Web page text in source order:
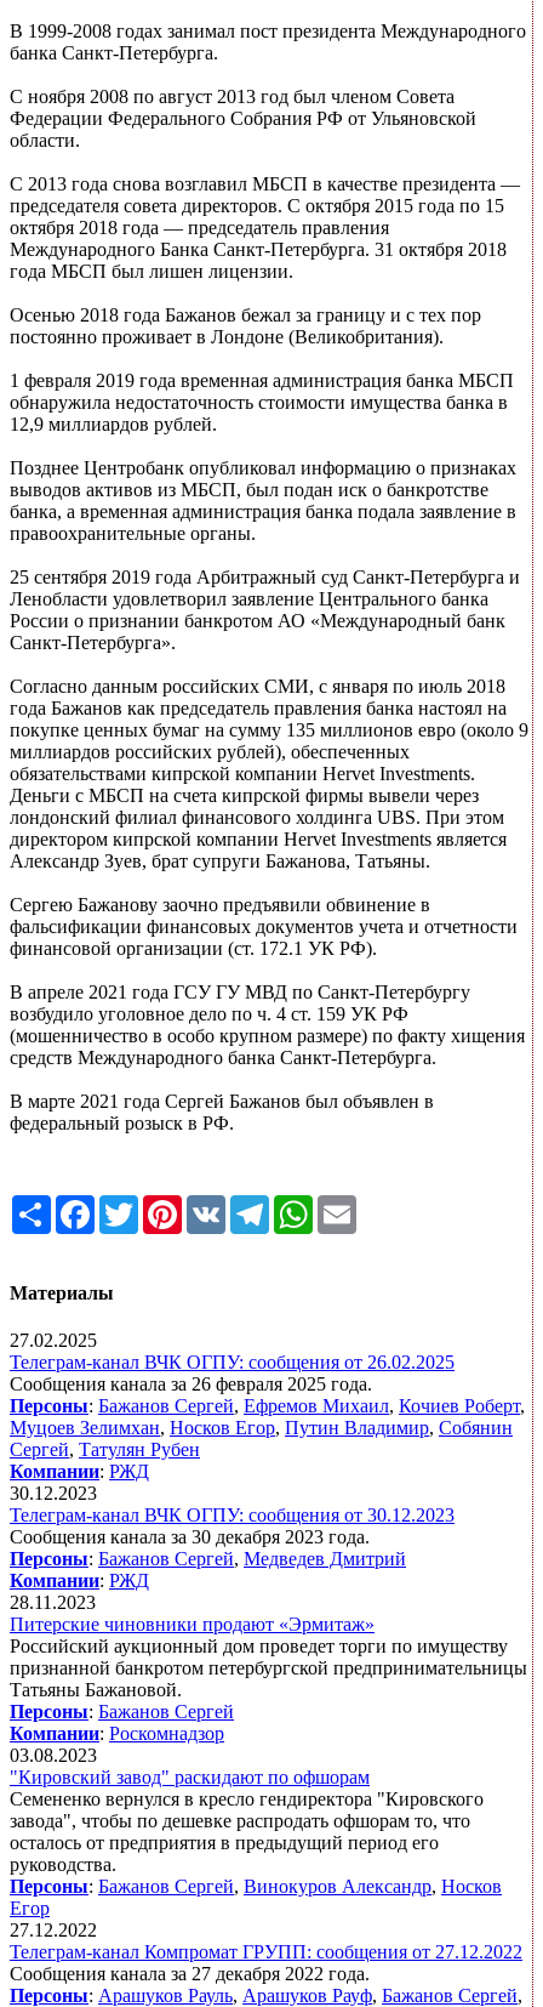
В 1999-2008 годах занимал пост президента Международного
банка Санкт-Петербурга.
С ноября 2008 по август 2013 год был членом Совета
Федерации Федерального Собрания РФ от Ульяновской
области.
С 2013 года снова возглавил МБСП в качестве президента —
председателя совета директоров. С октября 2015 года по 15
октября 2018 года — председатель правления
Международного Банка Санкт-Петербурга. 31 октября 2018
года МБСП был лишен лицензии.
Осенью 2018 года Бажанов бежал за границу и с тех пор
постоянно проживает в Лондоне (Великобритания).
1 февраля 2019 года временная администрация банка МБСП
обнаружила недостаточность стоимости имущества банка в
12,9 миллиардов рублей.
Позднее Центробанк опубликовал информацию о признаках
выводов активов из МБСП, был подан иск о банкротстве
банка, а временная администрация банка подала заявление в
правоохранительные органы.
25 сентября 2019 года Арбитражный суд Санкт-Петербурга и
Ленобласти удовлетворил заявление Центрального банка
России о признании банкротом АО «Международный банк
Санкт-Петербурга».
Согласно данным российских СМИ, с января по июль 2018
года Бажанов как председатель правления банка настоял на
покупке ценных бумаг на сумму 135 миллионов евро (около 9
миллиардов российских рублей), обеспеченных
обязательствами кипрской компании Hervet Investments.
Деньги с МБСП на счета кипрской фирмы вывели через
лондонский филиал финансового холдинга UBS. При этом
директором кипрской компании Hervet Investments является
Александр Зуев, брат супруги Бажанова, Татьяны.
Сергею Бажанову заочно предъявили обвинение в
фальсификации финансовых документов учета и отчетности
финансовой организации (ст. 172.1 УК РФ).
В апреле 2021 года ГСУ ГУ МВД по Санкт-Петербургу
возбудило уголовное дело по ч. 4 ст. 159 УК РФ
(мошенничество в особо крупном размере) по факту хищения
средств Международного банка Санкт-Петербурга.
В марте 2021 года Сергей Бажанов был объявлен в
федеральный розыск в РФ.
Share Facebook
TwitterPinterest
VK TelegramWhatsApp
Материалы
27.02.2025
Телеграм-канал ВЧК ОГПУ: сообщения от 26.02.2025
Сообщения канала за 26 февраля 2025 года.
Персоны: Бажанов Сергей, Ефремов Михаил, Кочиев Роберт,
Муцоев Зелимхан, Носков Егор, Путин Владимир, Собянин
Сергей, Татулян Рубен
Компании: РЖД
30.12.2023
Телеграм-канал ВЧК ОГПУ: сообщения от 30.12.2023
Сообщения канала за 30 декабря 2023 года.
Персоны: Бажанов Сергей, Медведев Дмитрий
Компании: РЖД
28.11.2023
Питерские чиновники продают «Эрмитаж»
Российский аукционный дом проведет торги по имуществу
признанной банкротом петербургской предпринимательницы
Татьяны Бажановой.
Персоны: Бажанов Сергей
Компании: Роскомнадзор
03.08.2023
"Кировский завод" раскидают по офшорам
Семененко вернулся в кресло гендиректора "Кировского
завода", чтобы по дешевке распродать офшорам то, что
осталось от предприятия в предыдущий период его
руководства.
Персоны: Бажанов Сергей, Винокуров Александр, Носков
Егор
27.12.2022
Телеграм-канал Компромат ГРУПП: сообщения от 27.12.2022
Сообщения канала за 27 декабря 2022 года.
Персоны: Арашуков Рауль, Арашуков Рауф, Бажанов Сергей,